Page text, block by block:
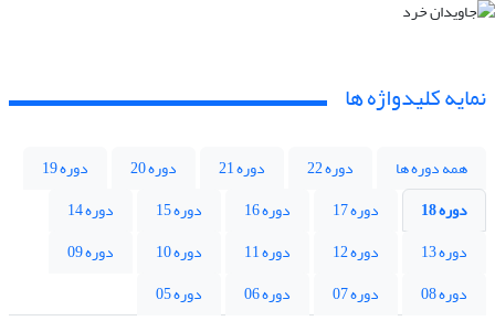
نمایه کلیدواژه ها
همه دوره ها دوره 22 دوره 21 دوره 20
دوره 19
دوره 18
دوره 17 دوره 16 دوره 15
دوره 14
دوره 13
دوره 12 دوره 11 دوره 10
دوره 09
دوره 08
دوره 07 دوره 06
دوره 05